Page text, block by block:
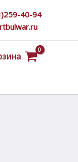
40-94